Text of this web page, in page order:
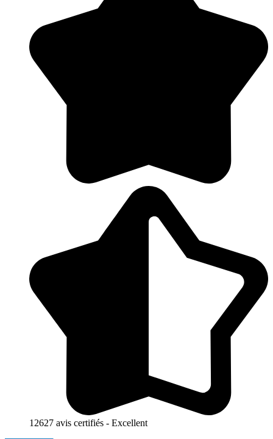
12627 avis certifiés - Excellent